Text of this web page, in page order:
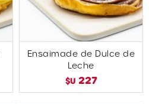
Ensaimade de Dulce de
Leche
$U 227